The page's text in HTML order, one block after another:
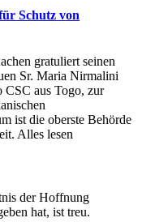
Schutz von
gratuliert seinen
Sr. Maria Nirmalini
aus Togo, zur
ist die oberste Behörde
Alles lesen
der Hoffnung
hat, ist treu.